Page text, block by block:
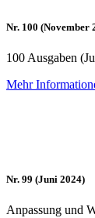
Nr. 100 (No­vem­ber
100 Aus­ga­ben
Mehr
Nr. 99 (Ju­ni 2024)
An­pas­sung und